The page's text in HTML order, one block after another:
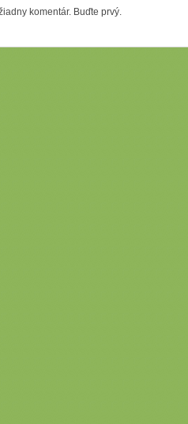
komentár. Buďte prvý.